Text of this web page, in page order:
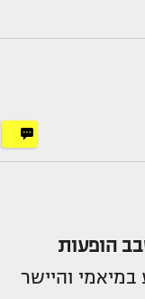
הופעות
במיאמי והיישר